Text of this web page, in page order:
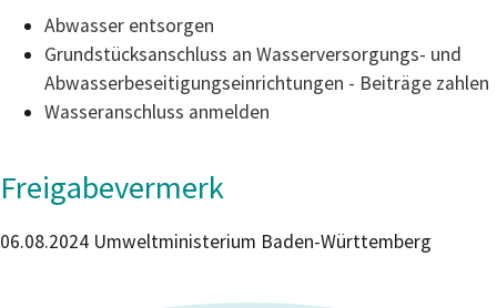
Abwasser entsorgen
Grundstücksanschluss an Wasserversorgungs- und
Abwasserbeseitigungseinrichtungen - Beiträge zahlen
Wasseranschluss anmelden
Freigabevermerk
06.08.2024 Umweltministerium Baden-Württemberg